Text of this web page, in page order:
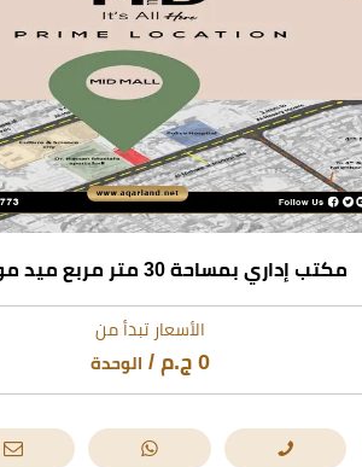
الأسعار تبدأ من
0 ج.م / الوحدة